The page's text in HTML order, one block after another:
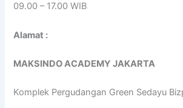
09.00 – 17.00 WIB
Alamat :
MAKSINDO ACADEMYJAKARTA
Komplek Pergudangan Green Sedayu